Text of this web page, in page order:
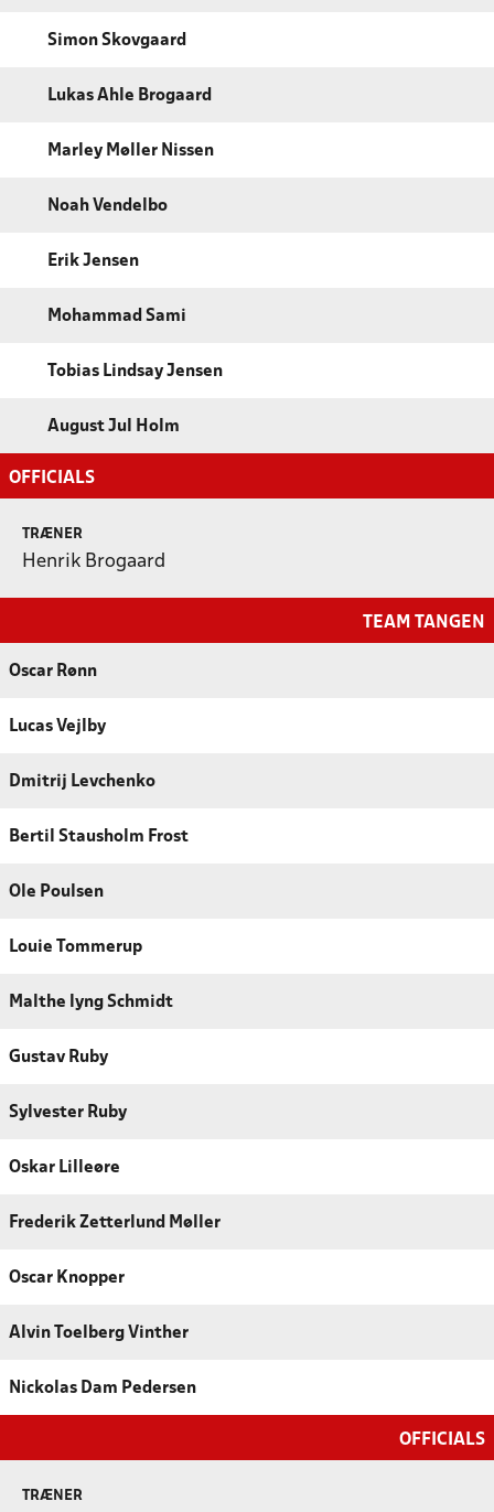
Simon Skovgaard
Lukas Ahle Brogaard
Marley Møller Nissen
Noah Vendelbo
Erik Jensen
Mohammad Sami
Tobias Lindsay Jensen
August Jul Holm
OFFICIALS
TRÆNER
Henrik Brogaard
TEAM TANGEN
Oscar Rønn
Lucas Vejlby
Dmitrij Levchenko
Bertil Stausholm Frost
Ole Poulsen
Louie Tommerup
Malthe lyng Schmidt
Gustav Ruby
Sylvester Ruby
Oskar Lilleøre
Frederik Zetterlund Møller
Oscar Knopper
Alvin Toelberg Vinther
Nickolas Dam Pedersen
OFFICIALS
TRÆNER